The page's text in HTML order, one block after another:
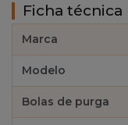
Ficha técnica
Marca
Modelo
Bolas de purga